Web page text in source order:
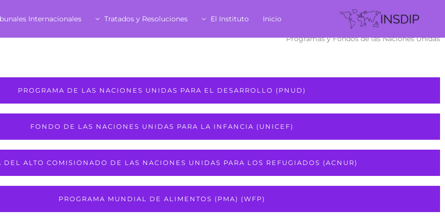
Inicio
El Instituto
Tratados y Resoluciones
Internacionales
Programas y Fondos de las Naciones Unidas
PROGRAMA DE LAS NACIONES UNIDAS PARA EL DESARROLLO (PNUD)
FONDO DE LAS NACIONES UNIDAS PARA LA INFANCIA (UNICEF)
DEL ALTO COMISIONADO DE LAS NACIONES UNIDAS PARA LOS REFUGIADOS (ACNUR)
PROGRAMA MUNDIAL DE ALIMENTOS (PMA) (WFP)